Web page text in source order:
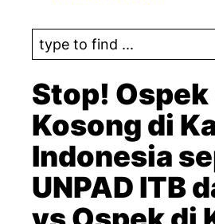
S
e
a
r
c
h
Stop!
Kosong di
Indonesia
UNPAD ITB